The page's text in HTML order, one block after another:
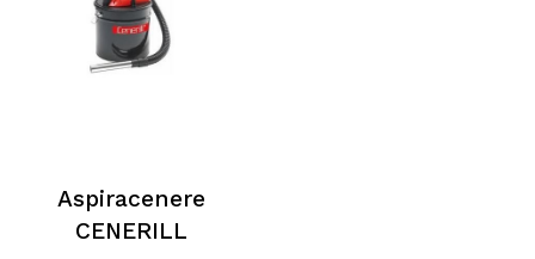
Aspiracenere
CENERILL